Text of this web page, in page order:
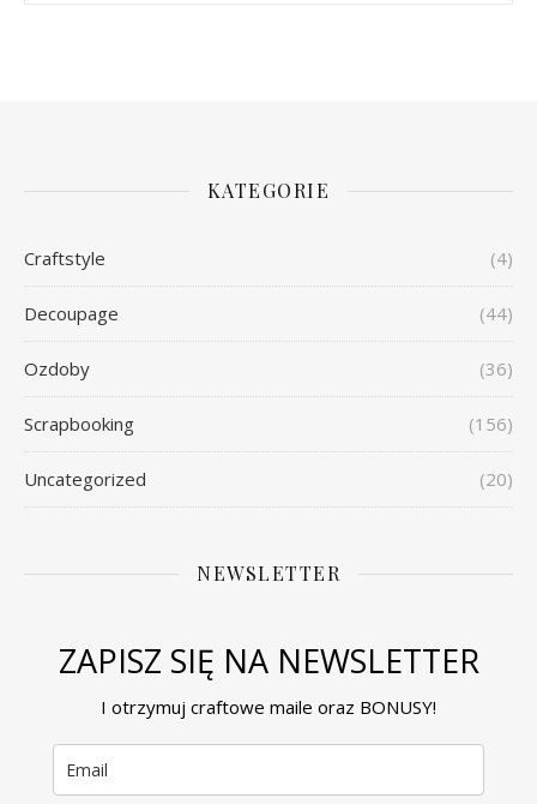
KATEGORIE
Craftstyle (4)
Decoupage (44)
Ozdoby (36)
Scrapbooking (156)
Uncategorized (20)
NEWSLETTER
ZAPISZ SIĘ NA NEWSLETTER
I otrzymuj craftowe maile oraz BONUSY!